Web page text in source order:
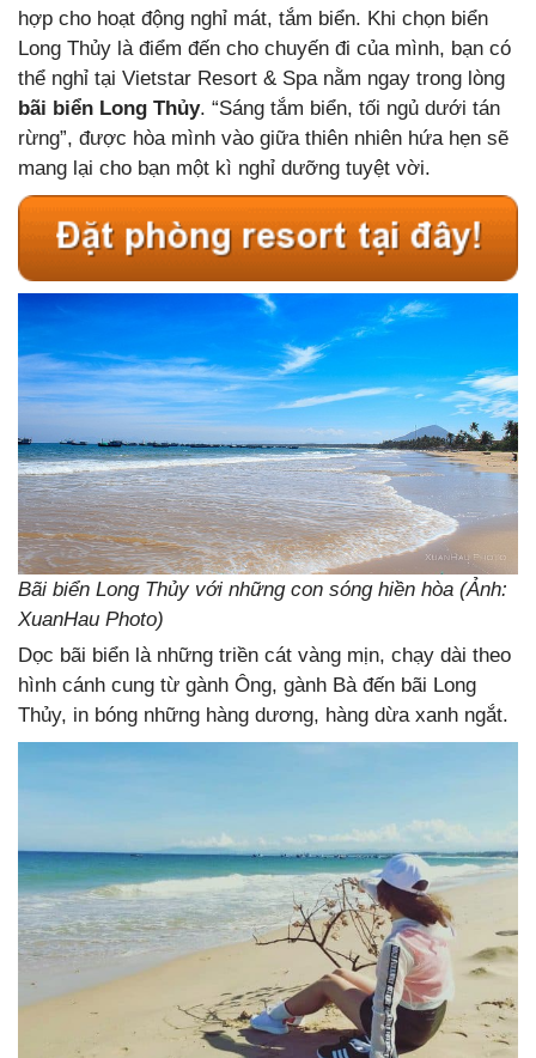
hợp cho hoạt động nghỉ mát, tắm biển. Khi chọn biển
Long Thủy là điểm đến cho chuyến đi của mình, bạn có
thể nghỉ tại Vietstar Resort & Spa nằm ngay trong lòng
bãi biển Long Thủy. “Sáng tắm biển, tối ngủ dưới tán
rừng”, được hòa mình vào giữa thiên nhiên hứa hẹn sẽ
mang lại cho bạn một kì nghỉ dưỡng tuyệt vời.
Bãi biển Long Thủy với những con sóng hiền hòa (Ảnh:
XuanHau Photo)
Dọc bãi biển là những triền cát vàng mịn, chạy dài theo
hình cánh cung từ gành Ông, gành Bà đến bãi Long
Thủy, in bóng những hàng dương, hàng dừa xanh ngắt.